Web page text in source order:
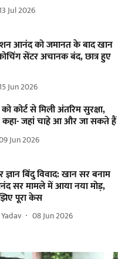
13 Jul 2026
आनंद को जमानत के बाद खान
सेंटर अचानक बंद, छात्र हुए
15 Jun 2026
कोर्ट से मिली अंतरिम सुरक्षा,
जहां चाहे आ और जा सकते हैं
Jun 2026
बिंदु विवाद: खान सर बनाम
सर मामले में आया नया मोड़,
पूरा केस
08 Jun 2026